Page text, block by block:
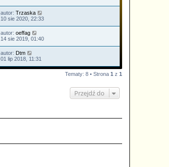
autor: Trzaska
10 sie 2020, 22:33
autor: oeffag
14 sie 2019, 01:40
autor: Dtm
01 lip 2018, 11:31
Tematy: 8 • Strona 1 z 1
Przejdź do